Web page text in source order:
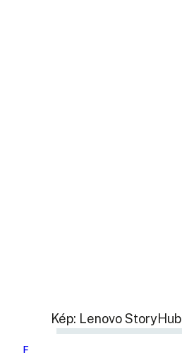
Kép: Lenovo StoryHub
F